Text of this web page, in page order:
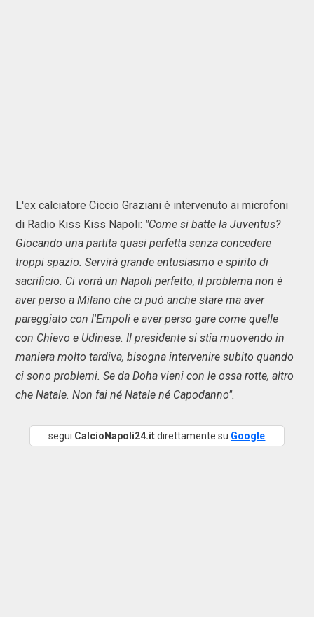
L'ex calciatore Ciccio Graziani è intervenuto ai microfoni
di Radio Kiss Kiss Napoli: "Come si batte la Juventus?
Giocando una partita quasi perfetta senza concedere
troppi spazio. Servirà grande entusiasmo e spirito di
sacrificio. Ci vorrà un Napoli perfetto, il problema non è
aver perso a Milano che ci può anche stare ma aver
pareggiato con l'Empoli e aver perso gare come quelle
con Chievo e Udinese. Il presidente si stia muovendo in
maniera molto tardiva, bisogna intervenire subito quando
ci sono problemi. Se da Doha vieni con le ossa rotte, altro
che Natale. Non fai né Natale né Capodanno".
segui CalcioNapoli24.itdirettamente su Google